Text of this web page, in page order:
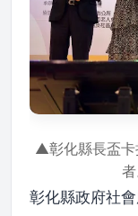
▲彰化縣長盃卡
彰化縣政府社